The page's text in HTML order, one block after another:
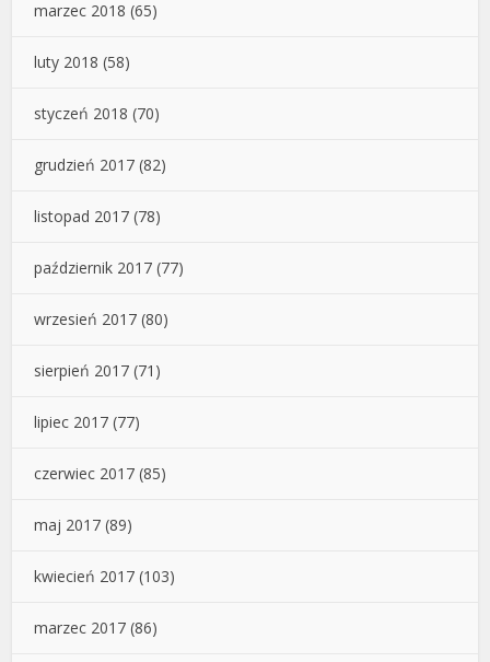
marzec 2018 (65)
luty 2018 (58)
styczeń 2018 (70)
grudzień 2017 (82)
listopad 2017 (78)
październik 2017 (77)
wrzesień 2017 (80)
sierpień 2017 (71)
lipiec 2017 (77)
czerwiec 2017 (85)
maj 2017 (89)
kwiecień 2017 (103)
marzec 2017 (86)